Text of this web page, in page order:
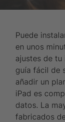
ES
Puede
en unos
ajustes de tu
guía fácil de
añadir un
iPad es
datos. La
fabricados